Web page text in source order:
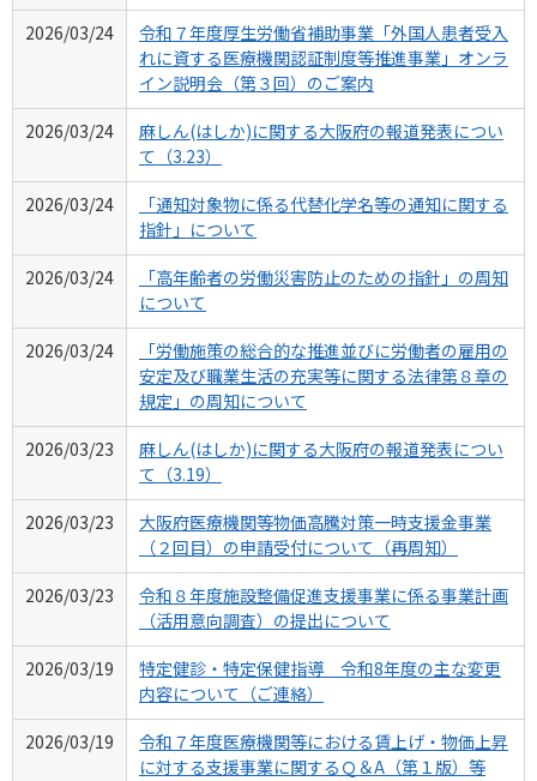
2026/03/24
令和７年度厚生労働省補助事業「外国人患者受入
れに資する医療機関認証制度等推進事業」オンラ
イン説明会（第３回）のご案内
2026/03/24
麻しん(はしか)に関する大阪府の報道発表につい
て（3.23）
2026/03/24
「通知対象物に係る代替化学名等の通知に関する
指針」について
2026/03/24
「高年齢者の労働災害防止のための指針」の周知
について
2026/03/24
「労働施策の総合的な推進並びに労働者の雇用の
安定及び職業生活の充実等に関する法律第８章の
規定」の周知について
2026/03/23
麻しん(はしか)に関する大阪府の報道発表につい
て（3.19）
2026/03/23
大阪府医療機関等物価高騰対策一時支援金事業
（２回目）の申請受付について（再周知）
2026/03/23
令和８年度施設整備促進支援事業に係る事業計画
（活用意向調査）の提出について
2026/03/19
特定健診・特定保健指導 令和8年度の主な変更
内容について（ご連絡）
2026/03/19
令和７年度医療機関等における賃上げ・物価上昇
に対する支援事業に関するＱ＆A（第１版）等